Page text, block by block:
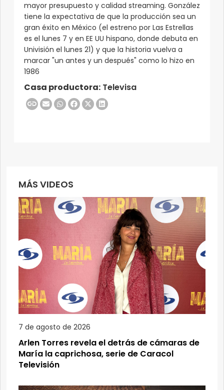
mayor presupuesto y calidad streaming. González
tiene la expectativa de que la producción sea un
gran éxito en México (el estreno por Las Estrellas
es el lunes 7 y en EE UU hispano, donde debuta en
Univisión el lunes 21) y que la historia vuelva a
marcar "un antes y un después" como lo hizo en
1986
Casa productora: Televisa
MÁS VIDEOS
7 de agosto de 2026
Arlen Torres revela el detrás de cámaras de
María la caprichosa, serie de Caracol
Televisión